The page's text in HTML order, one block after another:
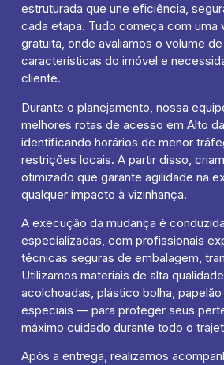
estruturada que une eficiência,
cada etapa. Tudo começa com uma
gratuita, onde avaliamos o volume
características do imóvel e
cliente.
Durante o planejamento, nossa
melhores rotas de acesso em Alto da
identificando horários de menor
restrições locais. A partir disso,
otimizado que garante agilidade na
qualquer impacto à vizinhança.
A execução da mudança é
especializadas, com profissionais
técnicas seguras de embalagem,
Utilizamos materiais de alta
acolchoadas, plástico bolha,
especiais — para proteger seus
máximo cuidado durante todo o
Após a entrega, realizamos